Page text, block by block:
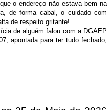
o endereço não estava bem na
de forma cabal, o cuidado com
de respeito gritante!
de alguém falou com a DGAEP
apontada para ter tudo fechado,